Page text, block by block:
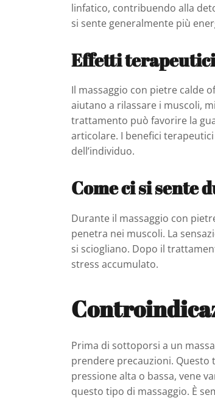
linfatico, contribuendo alla
si sente generalmente più
Effetti
Il massaggio con pietre calde
aiutano a rilassare i muscoli,
trattamento può favorire la
articolare. I benefici
dell’individuo.
Come ci si sente
Durante il massaggio con
penetra nei muscoli. La
si sciogliano. Dopo il
stress accumulato.
Prima di sottoporsi a un
prendere precauzioni.
pressione alta o bassa, vene
questo tipo di massaggio. È